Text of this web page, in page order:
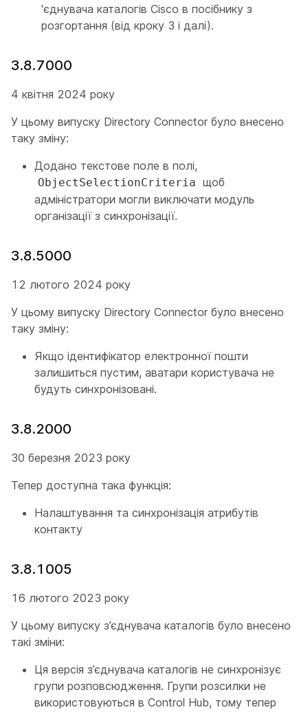
'єднувача каталогів Cisco в посібнику з
розгортання (від кроку 3 і далі).
3.8.7000
4 квітня 2024 року
У цьому випуску Directory Connector було внесено
таку зміну:
Додано текстове поле в полі,
ObjectSelectionCriteria щоб
адміністратори могли виключати модуль
організації з синхронізації.
3.8.5000
12 лютого 2024 року
У цьому випуску Directory Connector було внесено
таку зміну:
Якщо ідентифікатор електронної пошти
залишиться пустим, аватари користувача не
будуть синхронізовані.
3.8.2000
30 березня 2023 року
Тепер доступна така функція:
Налаштування та синхронізація атрибутів
контакту
3.8.1005
16 лютого 2023 року
У цьому випуску з’єднувача каталогів було внесено
такі зміни:
Ця версія з’єднувача каталогів не синхронізує
групи розповсюдження. Групи розсилки не
використовуються в Control Hub, тому тепер